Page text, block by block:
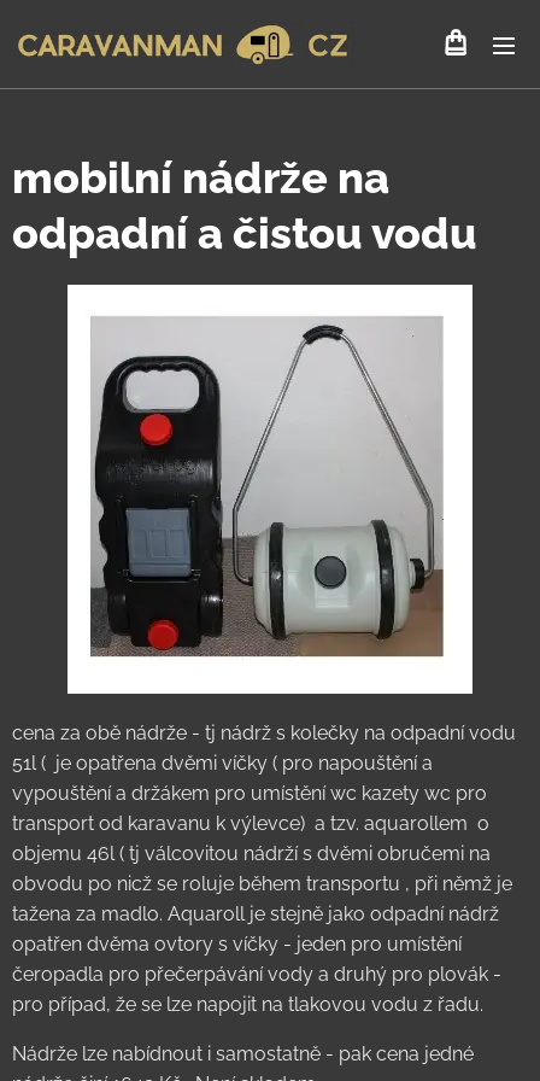
mobilní nádrže na
odpadní a čistou vodu
cena za obě nádrže - tj nádrž s kolečky na odpadní vodu
51l ( je opatřena dvěmi víčky ( pro napouštění a
vypouštění a držákem pro umístění wc kazety wc pro
transport od karavanu k výlevce) a tzv. aquarollem o
objemu 46l ( tj válcovitou nádrží s dvěmi obručemi na
obvodu po nicž se roluje během transportu , při němž je
tažena za madlo. Aquaroll je stejně jako odpadní nádrž
opatřen dvěma ovtory s víčky - jeden pro umístění
čeropadla pro přečerpávání vody a druhý pro plovák -
pro případ, že se lze napojit na tlakovou vodu z řadu.
Nádrže lze nabídnout i samostatně - pak cena jedné